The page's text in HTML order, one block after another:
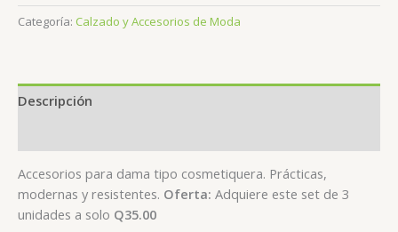
Washbag
cantidad
Categoría: Calzado y Accesorios de Moda
Descripción
Accesorios para dama tipo cosmetiquera. Prácticas,
modernas y resistentes. Oferta: Adquiere este set de 3
unidades a solo Q35.00